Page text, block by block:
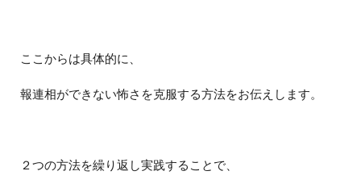
ここからは具体的に、
報連相ができない怖さを克服する方法をお伝えします。
２つの方法を繰り返し実践することで、